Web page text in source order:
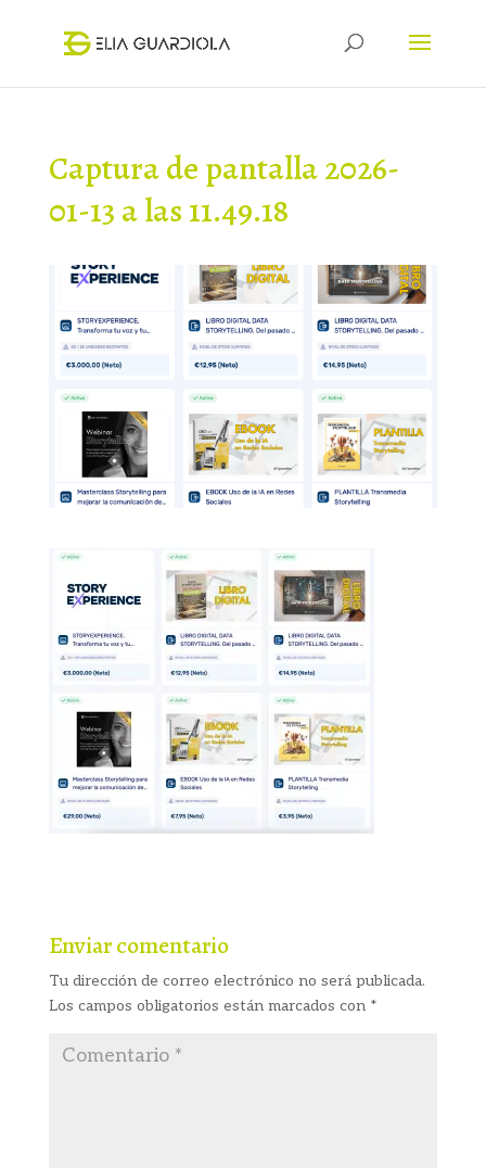
Captura de pantalla 2026-
01-13 a las 11.49.18
Enviar comentario
Tu dirección de correo electrónico no será publicada.
Los campos obligatorios están marcados con *